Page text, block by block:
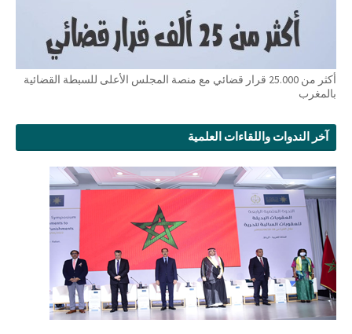
أكثر من 25.000 قرار قضائي مع منصة المجلس الأعلى للسبطة القضائية
بالمغرب
آخر الندوات واللقاءات العلمية